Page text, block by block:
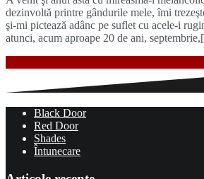
dezinvoltă printre gândurile mele, îmi
şi-mi pictează adânc pe suflet cu acele-i
atunci, acum aproape 20 de ani,
Black Door
Red Door
Shades
Întunecare